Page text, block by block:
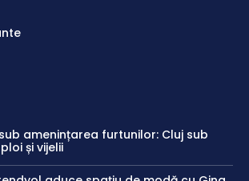
amenințarea furtunilor: Cluj sub
ploi și vijelii